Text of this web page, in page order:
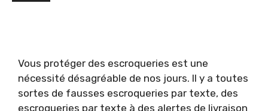
Vous protéger des escroqueries est une
nécessité désagréable de nos jours. Il y a toutes
sortes de fausses escroqueries par texte, des
escroqueries par texte à des alertes de livraison